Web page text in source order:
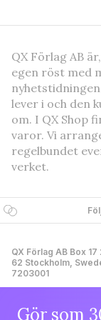
Gör som
QX Förlag AB
egen röst med
lever i och den
om. I QX Shop
varor. Vi
regelbundet
verket.
QX Förlag AB Box 17
62 Stockholm,
7203001
Annonsförsäljning